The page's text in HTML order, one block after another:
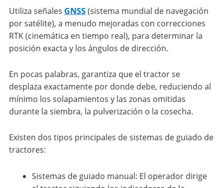
Utiliza señales GNSS(sistema mundial de navegación
por satélite), a menudo mejoradas con correcciones
RTK (cinemática en tiempo real), para determinar la
posición exacta y los ángulos de dirección.
En pocas palabras, garantiza que el tractor se
desplaza exactamente por donde debe, reduciendo al
mínimo los solapamientos y las zonas omitidas
durante la siembra, la pulverización o la cosecha.
Existen dos tipos principales de sistemas de guiado de
tractores:
Sistemas de guiado manual: El operador dirige